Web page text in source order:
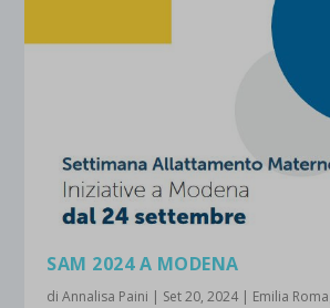
SAM 2024 A MODENA
diAnnalisa Paini | Set 20, 2024 | Emilia